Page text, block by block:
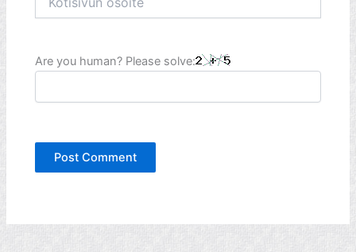
osoite
Are you human? Please solve: